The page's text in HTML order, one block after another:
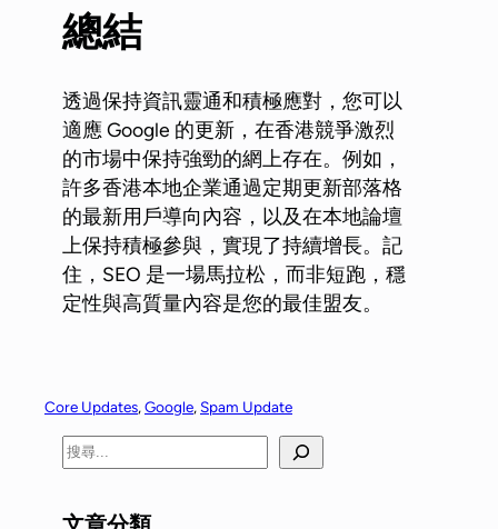
總結
透過保持資訊靈通和積極應對，您可以
適應 Google 的更新，在香港競爭激烈
的市場中保持強勁的網上存在。例如，
許多香港本地企業通過定期更新部落格
的最新用戶導向內容，以及在本地論壇
上保持積極參與，實現了持續增長。記
住，SEO 是一場馬拉松，而非短跑，穩
定性與高質量內容是您的最佳盟友。
Core Updates, Google, Spam Update